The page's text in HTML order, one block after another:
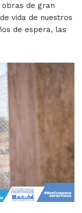
de gran
vida de nuestros
de espera, las